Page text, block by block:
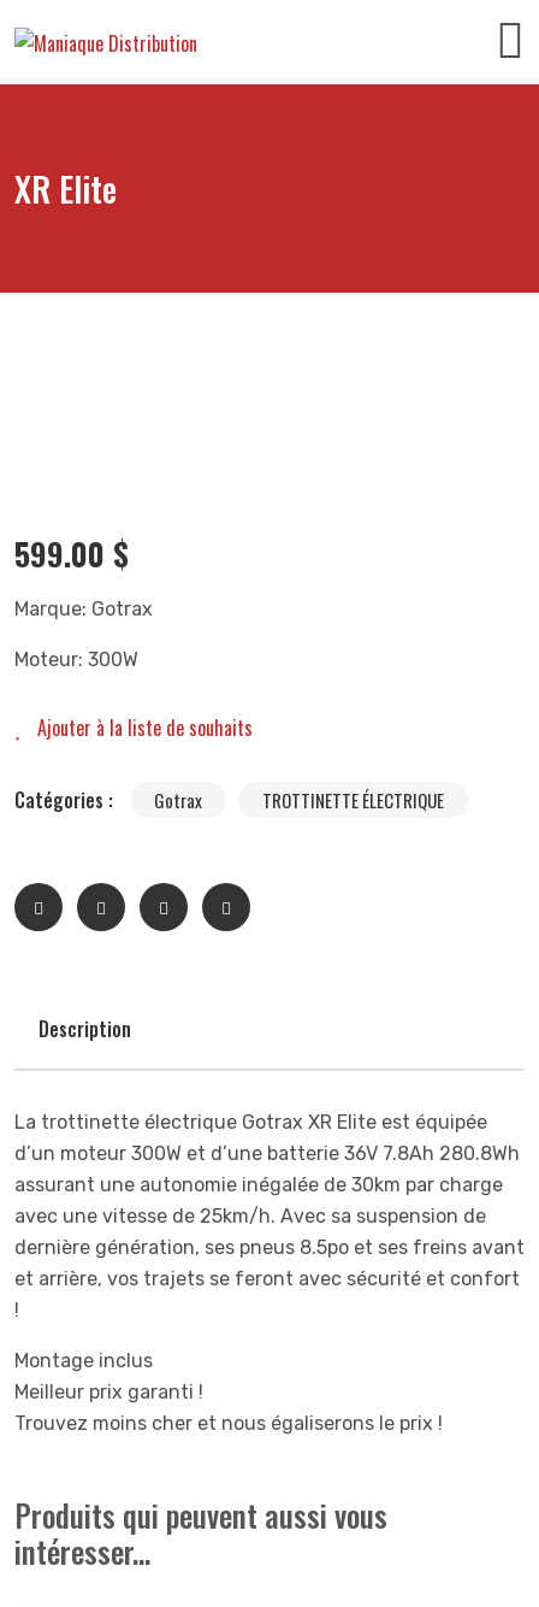
XR Elite
599.00 $
Marque: Gotrax
Moteur: 300W
Ajouter à la liste de souhaits
Catégories : Gotrax TROTTINETTE ÉLECTRIQUE
Description
La trottinette électrique Gotrax XR Elite est équipée
d’un moteur 300W et d’une batterie 36V 7.8Ah 280.8Wh
assurant une autonomie inégalée de 30km par charge
avec une vitesse de 25km/h. Avec sa suspension de
dernière génération, ses pneus 8.5po et ses freins avant
et arrière, vos trajets se feront avec sécurité et confort
!
Montage inclus
Meilleur prix garanti !
Trouvez moins cher et nous égaliserons le prix !
Produits qui peuvent aussi vous
intéresser...